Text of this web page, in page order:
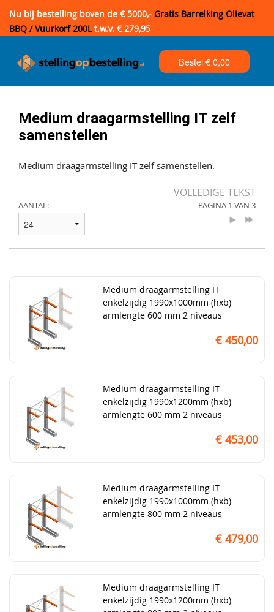
Nu bij bestelling boven de € 5000,- Gratis Barrelking Olievat
BBQ / Vuurkorf 200Lt.w.v. € 279,95
Bestel €0,00
Medium draagarmstelling IT zelf
samenstellen
Medium draagarmstelling IT zelf samenstellen.
VOLLEDIGE TEKST
AANTAL: PAGINA 1 VAN 3
Medium draagarmstelling IT
enkelzijdig 1990x1000mm (hxb)
armlengte 600 mm 2 niveaus
€ 450,00
Medium draagarmstelling IT
enkelzijdig 1990x1200mm (hxb)
armlengte 600 mm 2 niveaus
€ 453,00
Medium draagarmstelling IT
enkelzijdig 1990x1000mm (hxb)
armlengte 800 mm 2 niveaus
€ 479,00
Medium draagarmstelling IT
enkelzijdig 1990x1200mm (hxb)